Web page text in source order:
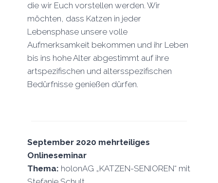
die wir Euch vorstellen werden. Wir
möchten, dass Katzen in jeder
Lebensphase unsere volle
Aufmerksamkeit bekommen und ihr Leben
bis ins hohe Alter abgestimmt auf ihre
artspezifischen und altersspezifischen
Bedürfnisse genießen dürfen.
September 2020 mehrteiliges
Onlineseminar
Thema: holonAG „KATZEN-SENIOREN“ mit